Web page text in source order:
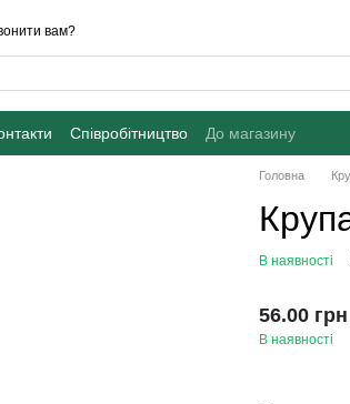
вам?
Співробітництво До магазину
Головна
В наявності
56.00 грн
В наявності